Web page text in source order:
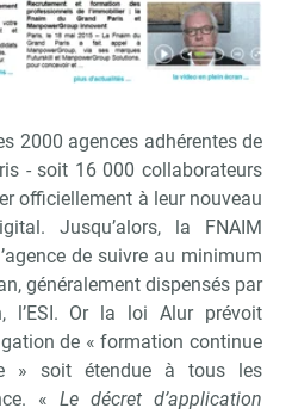
2000 agences adhérentes de
- soit 16 000 collaborateurs
officiellement à leur nouveau
Jusqu’alors, la FNAIM
de suivre au minimum
généralement dispensés par
l’ESI. Or la loi Alur prévoit
de « formation continue
» soit étendue à tous les
« Le décret d’application